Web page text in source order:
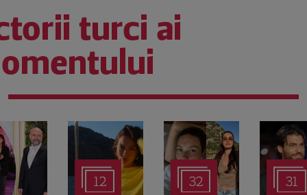
turci ai
12 32 31